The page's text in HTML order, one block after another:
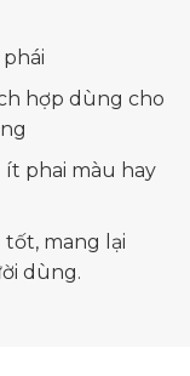
hợp dùng cho
ít phai màu hay
tốt, mang lại
dùng.